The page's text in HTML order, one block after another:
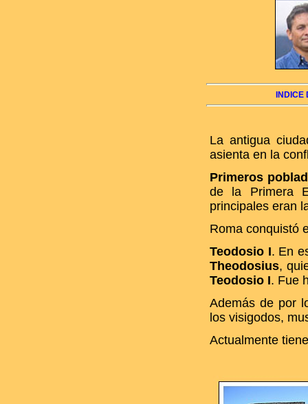
La antigua
asienta en la
Primeros
de la Primera
principales eran
Roma conquistó
Teodosio I. En
Theodosius,
Teodosio I. Fue
Además de por
los visigodos,
Actualmente